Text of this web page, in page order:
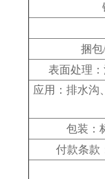
捆包
表面处理
应用：排水沟
包装：
付款条款